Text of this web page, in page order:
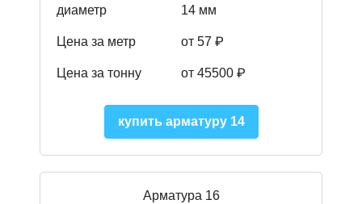
диаметр 14 мм
Цена за метр от 57 ₽
Цена за тонну от 45500 ₽
купить арматуру 14
Арматура 16